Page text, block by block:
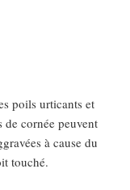
poils urticants et
cornée peuvent
à cause du
touché.